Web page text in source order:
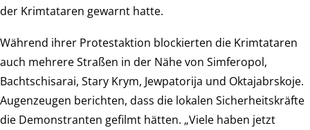
der Krimtataren gewarnt hatte.
Während ihrer Protestaktion blockierten die Krimtataren
auch mehrere Straßen in der Nähe von Simferopol,
Bachtschisarai, Stary Krym, Jewpatorija und Oktajabrskoje.
Augenzeugen berichten, dass die lokalen Sicherheitskräfte
die Demonstranten gefilmt hätten. „Viele haben jetzt